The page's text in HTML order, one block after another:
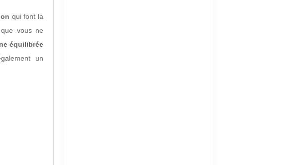
qui font la
que vous ne
équilibrée
un